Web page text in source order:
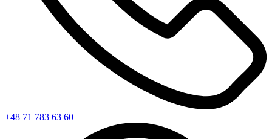
+48 71 783 63 60